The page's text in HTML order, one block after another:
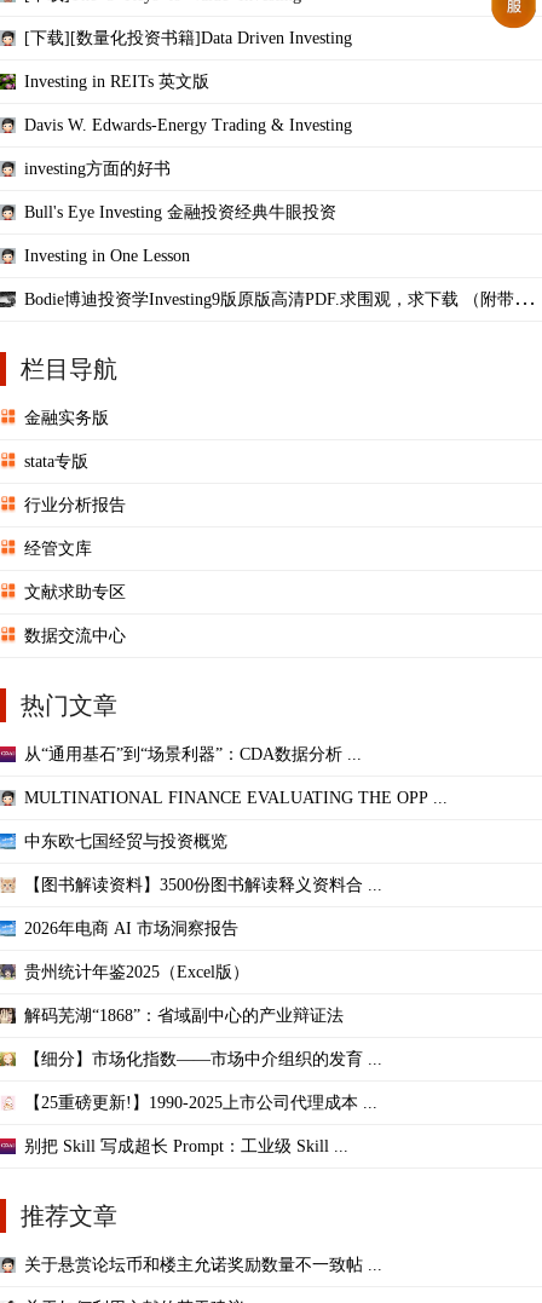
[下载][数量化投资书籍]Data Driven Investing
Investing in REITs 英文版
Davis W. Edwards-Energy Trading & Investing
investing方面的好书
Bull's Eye Investing 金融投资经典牛眼投资
Investing in One Lesson
Bodie博迪投资学Investing9版原版高清PDF.求围观，求下载 （附带答
栏目导航
金融实务版
stata专版
行业分析报告
经管文库
文献求助专区
数据交流中心
热门文章
从“通用基石”到“场景利器”：CDA数据分析 ...
MULTINATIONAL FINANCE EVALUATING THE OPP ...
中东欧七国经贸与投资概览
【图书解读资料】3500份图书解读释义资料合 ...
2026年电商 AI 市场洞察报告
贵州统计年鉴2025（Excel版）
解码芜湖“1868”：省域副中心的产业辩证法
【细分】市场化指数——市场中介组织的发育 ...
【25重磅更新!】1990-2025上市公司代理成本 ...
别把 Skill 写成超长 Prompt：工业级 Skill ...
推荐文章
关于悬赏论坛币和楼主允诺奖励数量不一致帖 ...